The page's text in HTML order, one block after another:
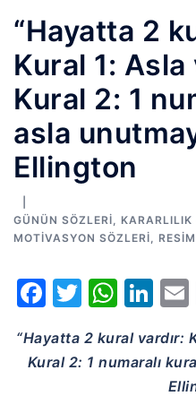
“Hayatta 2
Kural 1:
Kural 2: 1
asla
Ellington
GÜNÜN SÖZLERI
MOTIVASYON SÖZLERI
Facebook
Twitter
“Hayatta 2 kural vardır:
Kural 2: 1 numaralı